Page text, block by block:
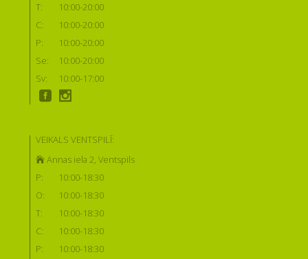
T:
10:00-20:00
C:
10:00-20:00
P:
10:00-20:00
Se:
10:00-20:00
Sv:
10:00-17:00
VEIKALS VENTSPILĪ:
Annas iela 2, Ventspils
P:
10:00-18:30
O:
10:00-18:30
T:
10:00-18:30
C:
10:00-18:30
P:
10:00-18:30